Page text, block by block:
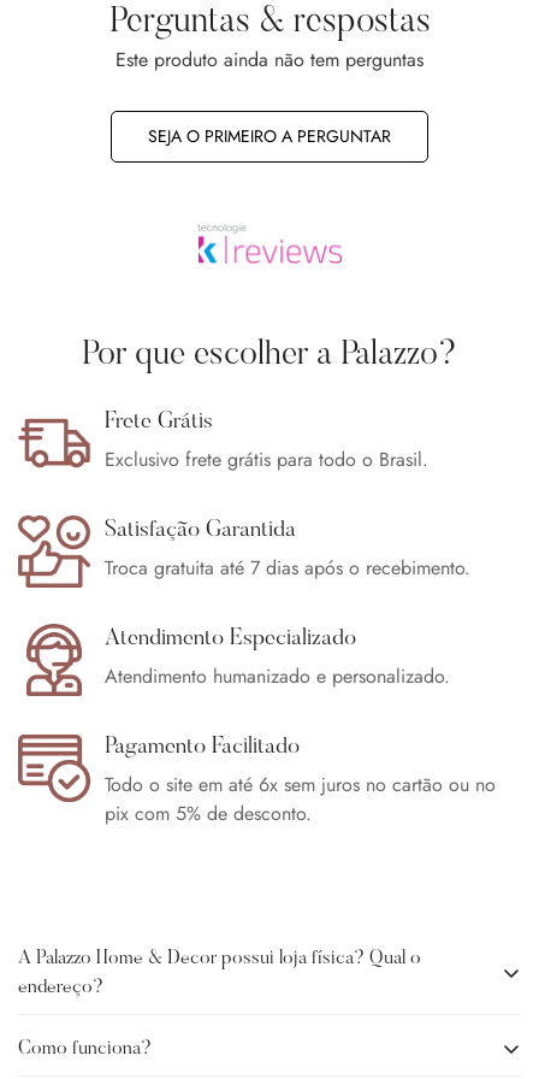
Perguntas & respostas
Este produto ainda não tem perguntas
SEJA O PRIMEIRO A PERGUNTAR
Por que escolher a Palazzo?
Frete Grátis
Exclusivo frete grátis para todo o Brasil.
Satisfação Garantida
Troca gratuita até 7 dias após o recebimento.
Atendimento Especializado
Atendimento humanizado e personalizado.
Pagamento Facilitado
Todo o site em até 6x sem juros no cartão ou no
pix com 5% de desconto.
A Palazzo Home & Decor possui loja física? Qual o
endereço?
A Palazzo Home Decor não possui loja física no momento. O
Como funciona?
Confirm your age
No, I'm not Yes, I am